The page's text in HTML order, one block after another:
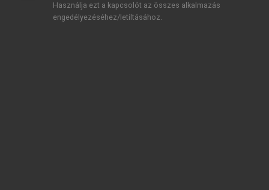
Használja ezt a kapcsolót az összes alkalmazás
engedélyezéséhez/letiltásához.